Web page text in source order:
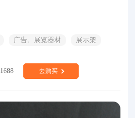
广告、展览器材
展示架
1688 去购买